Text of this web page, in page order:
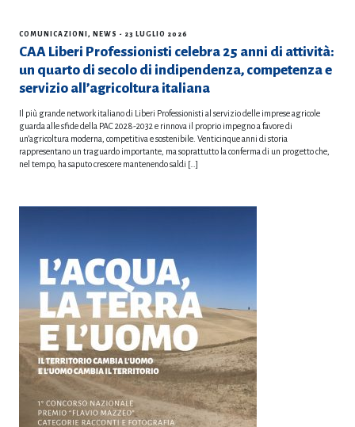
COMUNICAZIONI , NEWS - 23 LUGLIO 2026
CAA Liberi Professionisti celebra 25 anni di attività:
un quarto di secolo di indipendenza, competenza e
servizio all’agricoltura italiana
Il più grande network italiano di Liberi Professionisti al servizio delle imprese agricole
guarda alle sfide della PAC 2028-2032 e rinnova il proprio impegno a favore di
un’agricoltura moderna, competitiva e sostenibile. Venticinque anni di storia
rappresentano un traguardo importante, ma soprattutto la conferma di un progetto che,
nel tempo, ha saputo crescere mantenendo saldi […]